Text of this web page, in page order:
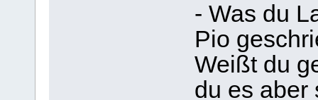
- Was du
Pio
Weißt du
du es aber